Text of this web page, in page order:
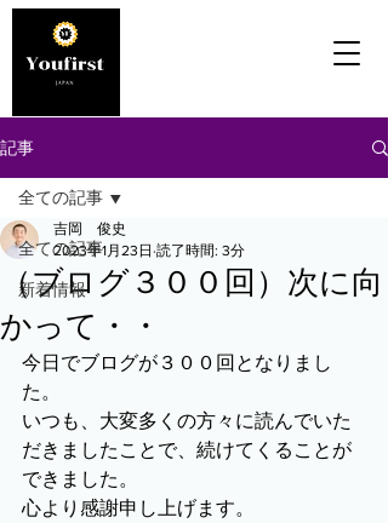
記事
全ての記事
新着情報
全ての記事
（ブログ３００回）次に向
かって・・
吉岡 俊史
2023年1月23日 読了時間: 3分
今日でブログが３００回となりまし
た。
いつも、大変多くの方々に読んでいた
だきましたことで、続けてくることが
できました。
心より感謝申し上げます。